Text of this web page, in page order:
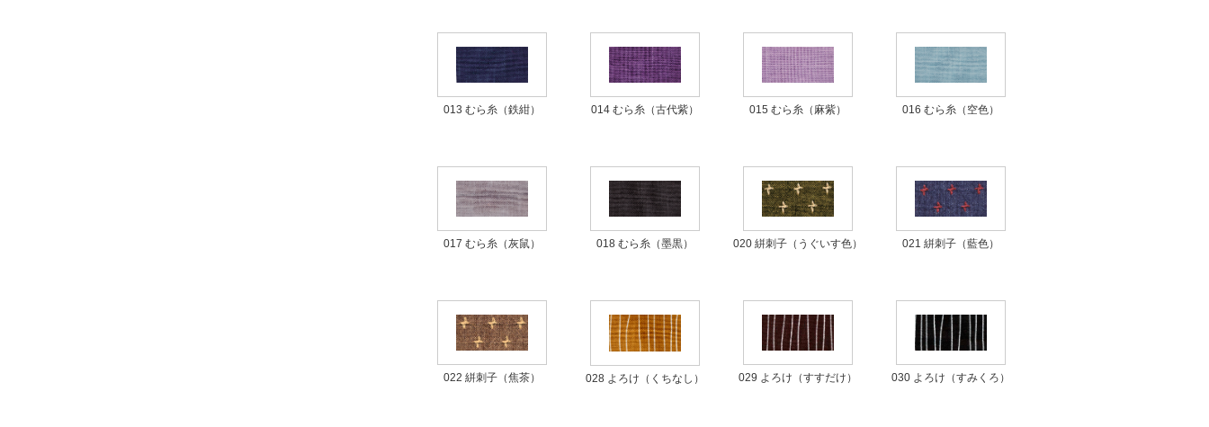
013 むら糸（鉄紺） 014 むら糸（古代紫） 015 むら糸（麻紫） 016 むら糸（空色）
017 むら糸（灰鼠） 018 むら糸（墨黒） 020 絣刺子（うぐいす色） 021 絣刺子（藍色）
022 絣刺子（焦茶） 028 よろけ（くちなし） 029 よろけ（すすだけ） 030 よろけ（すみくろ）